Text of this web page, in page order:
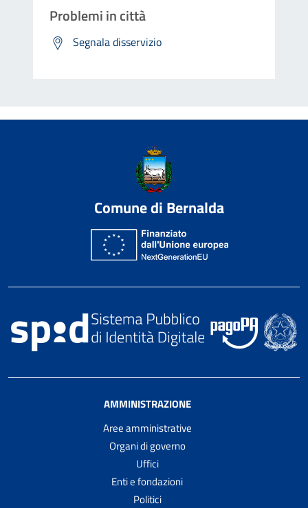
Problemi in città
Segnala disservizio
Comune di Bernalda
AMMINISTRAZIONE
Aree amministrative
Organi di governo
Uffici
Enti e fondazioni
Politici